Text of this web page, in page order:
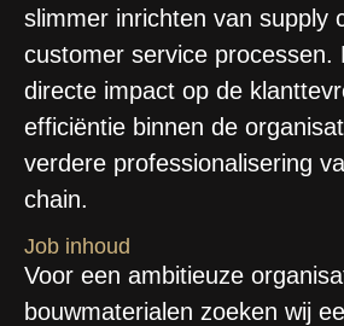
slimmer inrichten van supply
customer service processen.
directe impact op de
efficiëntie binnen de
verdere professionalisering
chain.
Job inhoud
Voor een ambitieuze
bouwmaterialen zoeken wij